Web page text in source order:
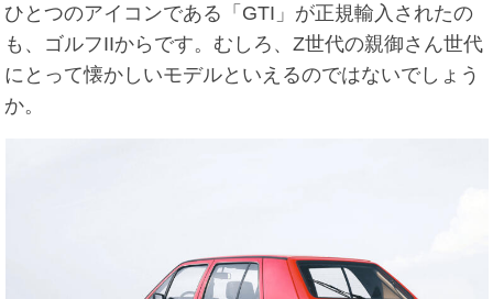
ひとつのアイコンである「GTI」が正規輸入されたの
も、ゴルフIIからです。むしろ、Z世代の親御さん世代
にとって懐かしいモデルといえるのではないでしょう
か。